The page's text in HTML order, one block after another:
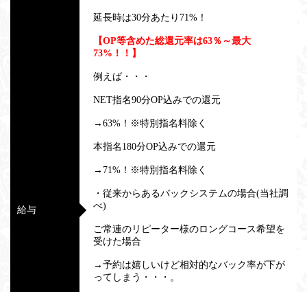
給与
延長時は30分あたり71%！
【OP等含めた総還元率は63％～最大
73%！！】
例えば・・・
NET指名90分OP込みでの還元
→63%！※特別指名料除く
本指名180分OP込みでの還元
→71%！※特別指名料除く
・従来からあるバックシステムの場合(当社調
べ)
ご常連のリピーター様のロングコース希望を
受けた場合
→予約は嬉しいけど相対的なバック率が下が
ってしまう・・・。